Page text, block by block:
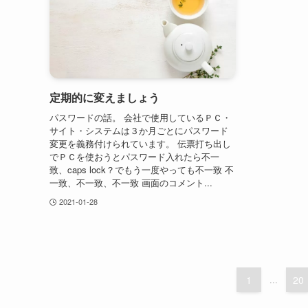
定期的に変えましょう
パスワードの話。 会社で使用しているＰＣ・
サイト・システムは３か月ごとにパスワード
変更を義務付けられています。 伝票打ち出し
でＰＣを使おうとパスワード入れたら不一
致、caps lock？でもう一度やっても不一致 不
一致、不一致、不一致 画面のコメント...
2021-01-28
1 ... 20